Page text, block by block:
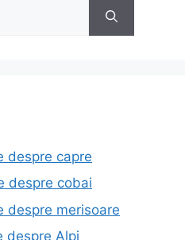
despre capre
despre cobai
despre merisoare
despre Alpi